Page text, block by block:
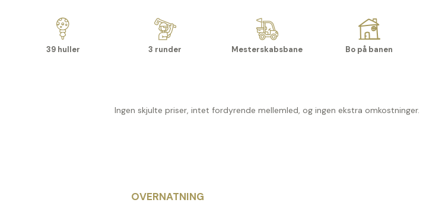
39 huller 3 runder Mesterskabsbane Bo på banen
Ingen skjulte priser, intet fordyrende mellemled, og ingen ekstra omkostninger.
OVERNATNING